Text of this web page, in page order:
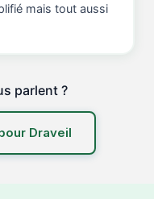
mais tout aussi
parlent ?
Draveil